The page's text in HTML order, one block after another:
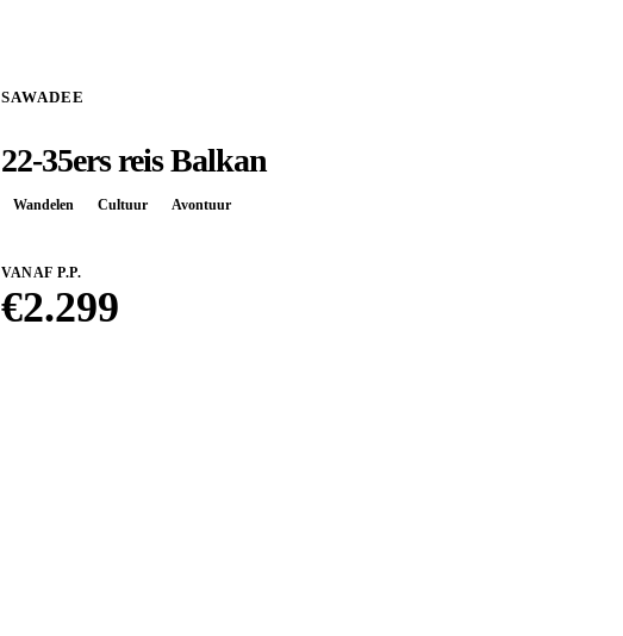
SAWADEE
22-35ers reis Balkan
Wandelen Cultuur Avontuur
VANAF P.P.
€2.299